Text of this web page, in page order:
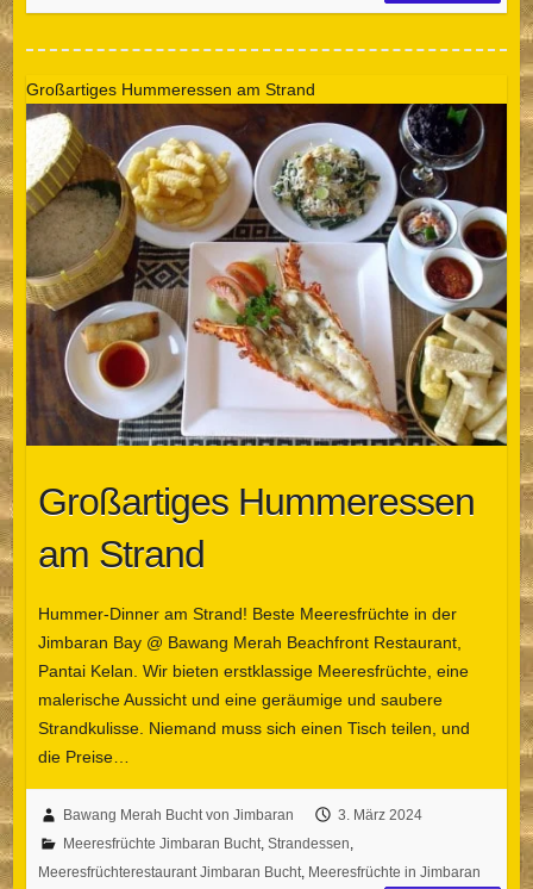
Großartiges Hummeressen am Strand
Großartiges Hummeressen
am Strand
Hummer-Dinner am Strand! Beste Meeresfrüchte in der
Jimbaran Bay @ Bawang Merah Beachfront Restaurant,
Pantai Kelan. Wir bieten erstklassige Meeresfrüchte, eine
malerische Aussicht und eine geräumige und saubere
Strandkulisse. Niemand muss sich einen Tisch teilen, und
die Preise…
Bawang Merah Bucht von Jimbaran
3. März 2024
Meeresfrüchte Jimbaran Bucht, Strandessen,
Meeresfrüchterestaurant Jimbaran Bucht, Meeresfrüchte in Jimbaran